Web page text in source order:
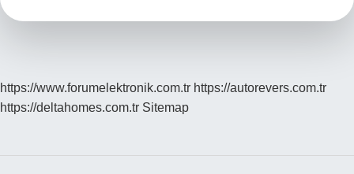
https://www.forumelektronik.com.tr https://autorevers.com.tr
https://deltahomes.com.tr Sitemap